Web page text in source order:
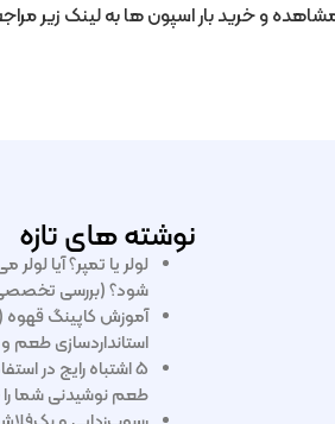
مشاهده و خرید بار اسپون ها به لینک زیر
نوشته های تازه
لولر یا تمپر؟ آیا
شود؟ (بررسی
استانداردسازی
۵ اشتباه رایج در
طعم نوشیدنی شما